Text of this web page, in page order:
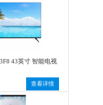
43英寸 智能电视
查看详情